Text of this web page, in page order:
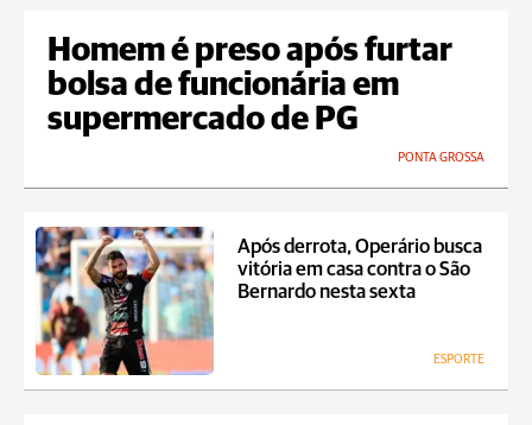
Homem é preso após furtar
bolsa de funcionária em
supermercado de PG
PONTA GROSSA
Após derrota, Operário busca
vitória em casa contra o São
Bernardo nesta sexta
ESPORTE